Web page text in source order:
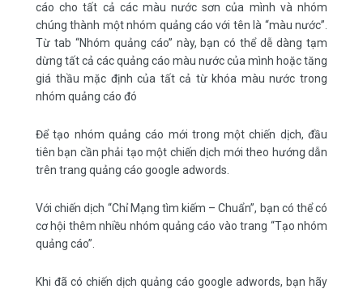
cáo cho tất cả các màu nước sơn của mình và nhóm
chúng thành một nhóm quảng cáo với tên là “màu nước”.
Từ tab “Nhóm quảng cáo” này, bạn có thể dễ dàng tạm
dừng tất cả các quảng cáo màu nước của mình hoặc tăng
giá thầu mặc định của tất cả từ khóa màu nước trong
nhóm quảng cáo đó
Để tạo nhóm quảng cáo mới trong một chiến dịch, đầu
tiên bạn cần phải tạo một chiến dịch mới theo hướng dẫn
trên trang quảng cáo google adwords.
Với chiến dịch “Chỉ Mạng tìm kiếm – Chuẩn”, bạn có thể có
cơ hội thêm nhiều nhóm quảng cáo vào trang “Tạo nhóm
quảng cáo”.
Khi đã có chiến dịch quảng cáo google adwords, bạn hãy